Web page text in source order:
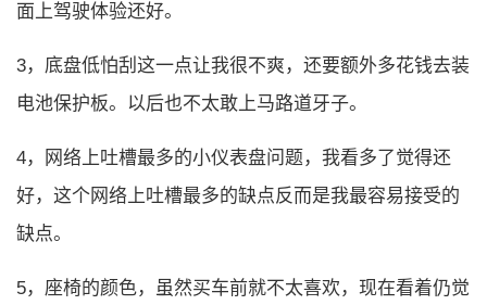
面上驾驶体验还好。
3，底盘低怕刮这一点让我很不爽，还要额外多花钱去装
电池保护板。以后也不太敢上马路道牙子。
4，网络上吐槽最多的小仪表盘问题，我看多了觉得还
好，这个网络上吐槽最多的缺点反而是我最容易接受的
缺点。
5，座椅的颜色，虽然买车前就不太喜欢，现在看着仍觉